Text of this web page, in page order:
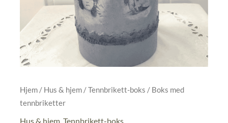
Hjem / Hus & hjem /Tennbrikett-boks / Boks med
tennbriketter
Hus & hjem Tennbrikett-boks